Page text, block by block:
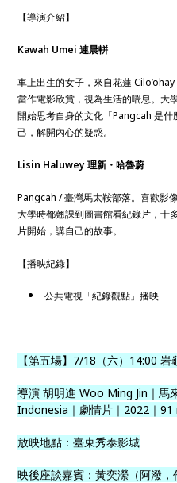
【導演介紹】
Kawah Umei 連晨軿
車上出生的女子，來自花蓮
當作電影欣賞，視為生活的喘息。大
開始思考自身的文化「Pangcah 是
己，解開內心的疑惑。
Lisin Haluwey 理新・哈魯蔚
Pangcah / 臺灣馬太鞍部落。喜歡影
大學時都翹課到圖書館看紀錄片，十
片開始，講自己的故事。
【播映紀錄】
公共電視「紀錄觀點」播映
【第五場】7/18（六）14:00
導演 胡明進 Woo Ming Jin｜馬
Indonesia｜劇情片｜2022｜91
放映地點：臺東秀泰影城
映後座談嘉賓：黃奕瀠（阿潑，